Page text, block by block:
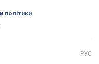
політики
РУС